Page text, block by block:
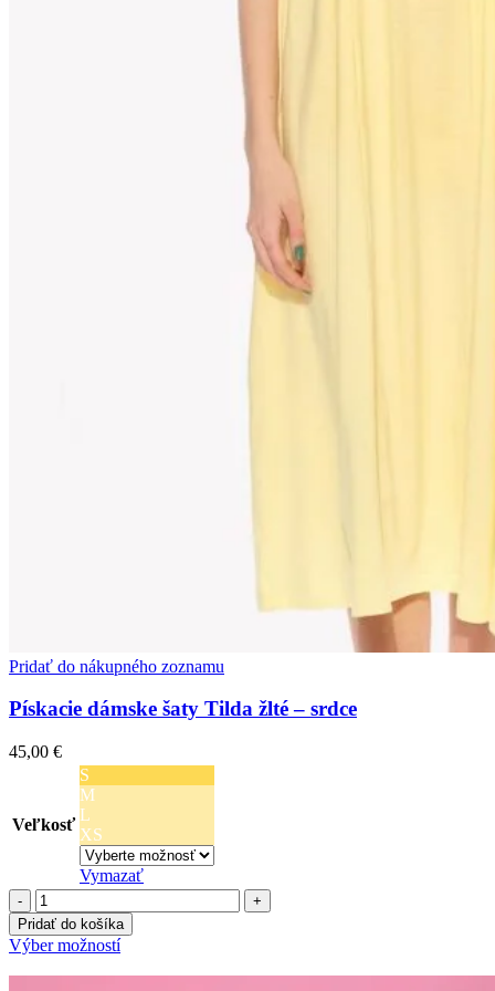
Pridať do nákupného zoznamu
Pískacie dámske šaty Tilda žlté – srdce
45,00 €
Veľkosť
S
M
L
XS
Vymazať
množstvo
Pískacie
dámske
šaty
Tilda
Pridať do košíka
Výber možnostíTento